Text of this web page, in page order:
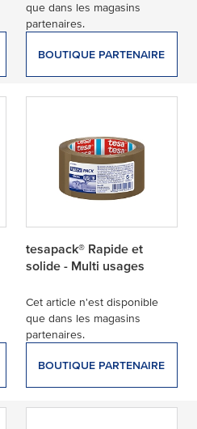
que dans les magasins
partenaires.
BOUTIQUE PARTENAIRE
tesapack® Rapide et
solide - Multi usages
Cet article n'est disponible
que dans les magasins
partenaires.
BOUTIQUE PARTENAIRE